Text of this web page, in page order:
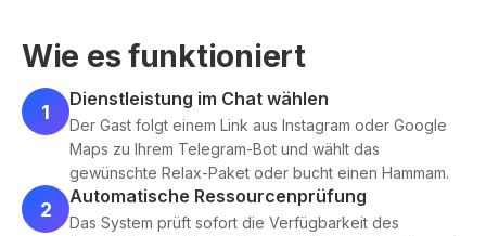
Wie es funktioniert
1
Dienstleistung im Chat wählen
Der Gast folgt einem Link aus Instagram oder Google
Maps zu Ihrem Telegram-Bot und wählt das
gewünschte Relax-Paket oder bucht einen Hammam.
2
Automatische Ressourcenprüfung
Das System prüft sofort die Verfügbarkeit des